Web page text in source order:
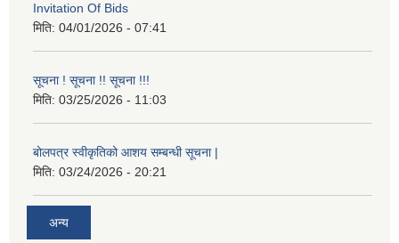
Invitation Of Bids
मिति: 04/01/2026 - 07:41
सूचना ! सूचना !! सूचना !!!
मिति: 03/25/2026 - 11:03
बोलपत्र स्वीकृतिको आशय सम्बन्धी सूचना |
मिति: 03/24/2026 - 20:21
अन्य